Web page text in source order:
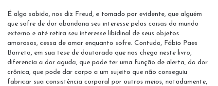
.
É algo sabido, nos diz Freud, e tomado por evidente, que alguém
que sofre de dor abandona seu interesse pelas coisas do mundo
externo e até retira seu interesse libidinal de seus objetos
amorosos, cessa de amar enquanto sofre. Contudo, Fábio Paes
Barreto, em sua tese de doutorado que nos chega neste livro,
diferencia a dor aguda, que pode ter uma função de alerta, da dor
crônica, que pode dar corpo a um sujeito que não conseguiu
fabricar sua consistência corporal por outros meios, notadamente,